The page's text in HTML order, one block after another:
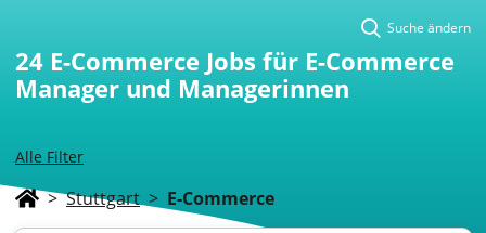
Alle Filter
Suche ändern
24 E-Commerce Jobs für E-Commerce
Manager und Managerinnen
> Stuttgart > E-Commerce